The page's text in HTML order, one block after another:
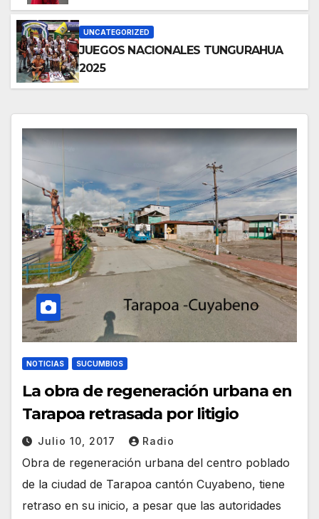
TOQUILLA 2025 EN REPRESENTACIÓN
DE SUCUMBÍOS
UNCATEGORIZED
JUEGOS NACIONALES TUNGURAHUA
2025
NOTICIAS SUCUMBIOS
La obra de regeneración urbana en
Tarapoa retrasada por litigio
Julio 10, 2017 Radio
Obra de regeneración urbana del centro poblado
de la ciudad de Tarapoa cantón Cuyabeno, tiene
retraso en su inicio, a pesar que las autoridades